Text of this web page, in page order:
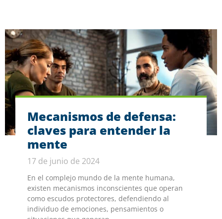
Mecanismos de defensa:
claves para entender la
mente
17 de junio de 2024
En el complejo mundo de la mente humana,
existen mecanismos inconscientes que operan
como escudos protectores, defendiendo al
individuo de emociones, pensamientos o